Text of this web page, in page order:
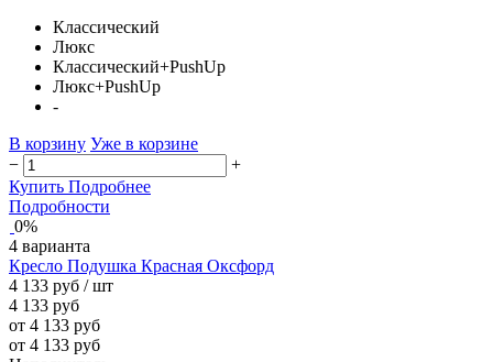
Классический
Люкс
Классический+PushUp
Люкс+PushUp
-
В корзину Уже в корзине
−
+
Купить Подробнее
Подробности
0%
4 варианта
Кресло Подушка Красная Оксфорд
4 133 руб / шт
4 133 руб
от 4 133 руб
от 4 133 руб